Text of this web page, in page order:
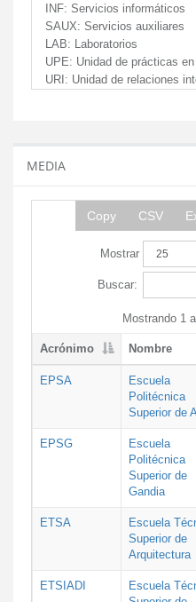
INF: Servicios informáticos
SAUX: Servicios auxiliares
LAB: Laboratorios
UPE: Unidad de prácticas
URI: Unidad de relaciones
MEDIA
Copy CSV
Mostrar
Buscar:
Mostrando 1
Acrónimo Nombre
EPSA
Escuela
Politécnica
Superior de
EPSG
Escuela
Politécnica
Superior de
Gandia
ETSA
Escuela
Superior de
Arquitectura
ETSIADI
Escuela